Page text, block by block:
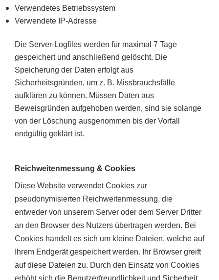
Verwendetes Betriebssystem
Verwendete IP-Adresse
Die Server-Logfiles werden für maximal 7 Tage
gespeichert und anschließend gelöscht. Die
Speicherung der Daten erfolgt aus
Sicherheitsgründen, um z. B. Missbrauchsfälle
aufklären zu können. Müssen Daten aus
Beweisgründen aufgehoben werden, sind sie solange
von der Löschung ausgenommen bis der Vorfall
endgültig geklärt ist.
Reichweitenmessung & Cookies
Diese Website verwendet Cookies zur
pseudonymisierten Reichweitenmessung, die
entweder von unserem Server oder dem Server Dritter
an den Browser des Nutzers übertragen werden. Bei
Cookies handelt es sich um kleine Dateien, welche auf
Ihrem Endgerät gespeichert werden. Ihr Browser greift
auf diese Dateien zu. Durch den Einsatz von Cookies
erhöht sich die Benutzerfreundlichkeit und Sicherheit